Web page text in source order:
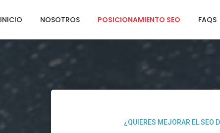
INICIO NOSOTROS POSICIONAMIENTO SEO FAQS
¿QUIERES MEJORAR EL SEO